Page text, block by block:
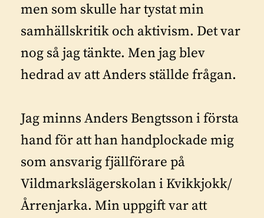
men som skulle har tystat min
samhällskritik och aktivism. Det var
nog så jag tänkte. Men jag blev
hedrad av att Anders ställde frågan.
Jag minns Anders Bengtsson i första
hand för att han handplockade mig
som ansvarig fjällförare på
Vildmarkslägerskolan i Kvikkjokk/
Årrenjarka. Min uppgift var att